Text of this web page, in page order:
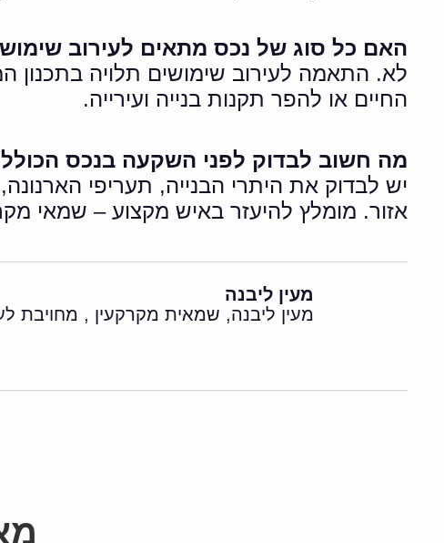
האם כל סוג של נכס מתאים לעירוב
לא. התאמה לעירוב שימושים תלויה
החיים או להפר תקנות בנייה ועירייה.
מה חשוב לבדוק לפני השקעה בנכס הכולל
יש לבדוק את היתרי הבנייה, תעריפי
אזור. מומלץ להיעזר באיש מקצוע – שמאי
מעין ליבנה
מעין ליבנה, שמאית מקרקעין , מחויבת